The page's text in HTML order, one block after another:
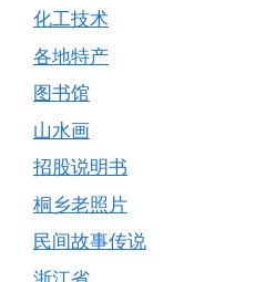
化工技术
各地特产
图书馆
山水画
招股说明书
桐乡老照片
民间故事传说